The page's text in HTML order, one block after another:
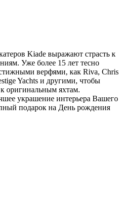
Kiade выражают страсть к
Уже более 15 лет тесно
верфями, как Riva, Chris
Yachts и другими, чтобы
оригинальным яхтам.
украшение интерьера Вашего
подарок на День рождения